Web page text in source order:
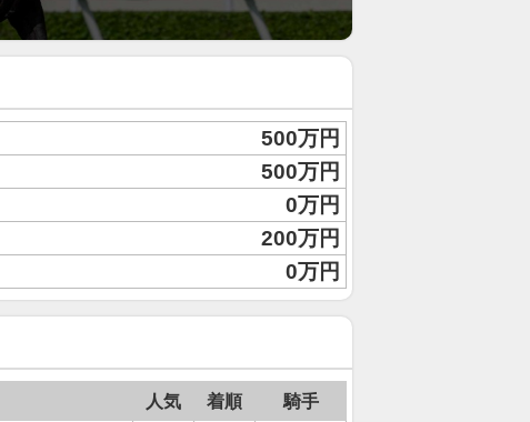
500万円
500万円
0万円
200万円
0万円
人気 着順 騎手